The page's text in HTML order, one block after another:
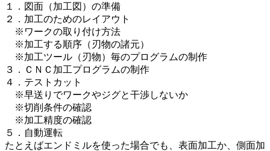
１．図面（加工図）の準備
２．加工のためのレイアウト
※ワークの取り付け方法
※加工する順序（刃物の諸元）
※加工ツール（刃物）毎のプログラムの制作
３．ＣＮＣ加工プログラムの制作
４．テストカット
※早送りでワークやジグと干渉しないか
※切削条件の確認
※加工精度の確認
５．自動運転
たとえばエンドミルを使った場合でも、表面加工か、側面加